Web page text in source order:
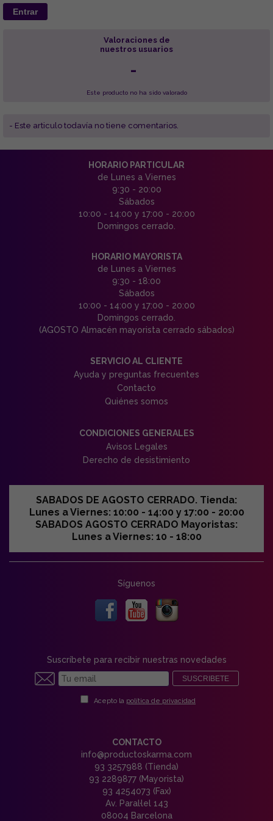
Entrar
Valoraciones de
nuestros usuarios
-
Este producto no ha sido valorado
- Este articulo todavía no tiene comentarios.
HORARIO PARTICULAR
de Lunes a Viernes
9:30 - 20:00
Sábados
10:00 - 14:00 y 17:00 - 20:00
Domingos cerrado.
HORARIO MAYORISTA
de Lunes a Viernes
9:30 - 18:00
Sábados
10:00 - 14:00 y 17:00 - 20:00
Domingos cerrado.
(AGOSTO Almacén mayorista cerrado sábados)
SERVICIO AL CLIENTE
Ayuda y preguntas frecuentes
Contacto
Quiénes somos
CONDICIONES GENERALES
Avisos Legales
Derecho de desistimiento
SABADOS DE AGOSTO CERRADO. Tienda:
Lunes a Viernes: 10:00 - 14:00 y 17:00 - 20:00
SABADOS AGOSTO CERRADO Mayoristas:
Lunes a Viernes: 10 - 18:00
Síguenos
Suscríbete para recibir nuestras novedades
SUSCRIBETE
Acepto la política de privacidad
CONTACTO
info@productoskarma.com
93 3257988 (Tienda)
93 2289877 (Mayorista)
93 4254073 (Fax)
Av. Paral·lel 143
08004 Barcelona